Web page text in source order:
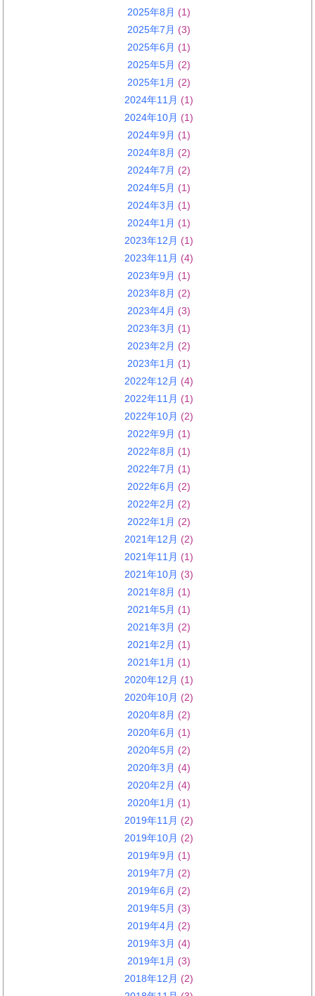
2025年8月 (1)
2025年7月 (3)
2025年6月 (1)
2025年5月 (2)
2025年1月 (2)
2024年11月 (1)
2024年10月 (1)
2024年9月 (1)
2024年8月 (2)
2024年7月 (2)
2024年5月 (1)
2024年3月 (1)
2024年1月 (1)
2023年12月 (1)
2023年11月 (4)
2023年9月 (1)
2023年8月 (2)
2023年4月 (3)
2023年3月 (1)
2023年2月 (2)
2023年1月 (1)
2022年12月 (4)
2022年11月 (1)
2022年10月 (2)
2022年9月 (1)
2022年8月 (1)
2022年7月 (1)
2022年6月 (2)
2022年2月 (2)
2022年1月 (2)
2021年12月 (2)
2021年11月 (1)
2021年10月 (3)
2021年8月 (1)
2021年5月 (1)
2021年3月 (2)
2021年2月 (1)
2021年1月 (1)
2020年12月 (1)
2020年10月 (2)
2020年8月 (2)
2020年6月 (1)
2020年5月 (2)
2020年3月 (4)
2020年2月 (4)
2020年1月 (1)
2019年11月 (2)
2019年10月 (2)
2019年9月 (1)
2019年7月 (2)
2019年6月 (2)
2019年5月 (3)
2019年4月 (2)
2019年3月 (4)
2019年1月 (3)
2018年12月 (2)